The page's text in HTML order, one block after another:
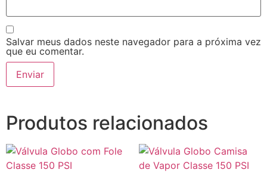
Salvar meus dados neste navegador para a próxima vez
que eu comentar.
Produtos relacionados